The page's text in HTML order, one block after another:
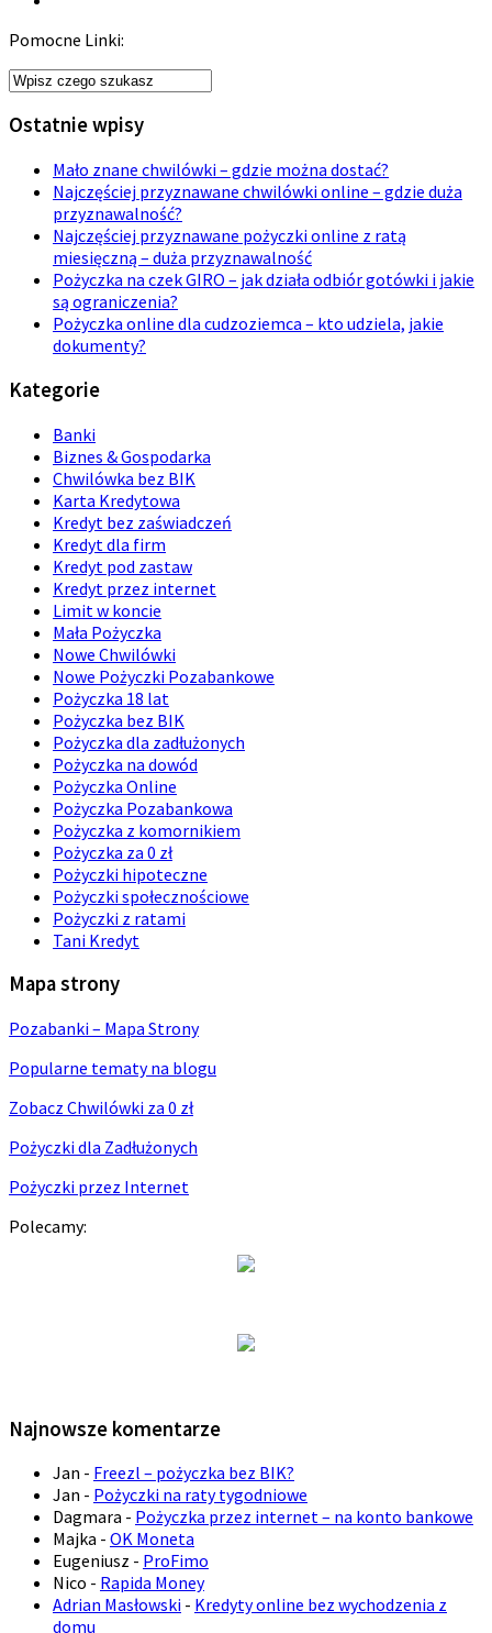
Pomocne Linki:
Ostatnie wpisy
Mało znane chwilówki – gdzie można dostać?
Najczęściej przyznawane chwilówki online – gdzie duża
przyznawalność?
Najczęściej przyznawane pożyczki online z ratą
miesięczną – duża przyznawalność
Pożyczka na czek GIRO – jak działa odbiór gotówki i jakie
są ograniczenia?
Pożyczka online dla cudzoziemca – kto udziela, jakie
dokumenty?
Kategorie
Banki
Biznes & Gospodarka
Chwilówka bez BIK
Karta Kredytowa
Kredyt bez zaświadczeń
Kredyt dla firm
Kredyt pod zastaw
Kredyt przez internet
Limit w koncie
Mała Pożyczka
Nowe Chwilówki
Nowe Pożyczki Pozabankowe
Pożyczka 18 lat
Pożyczka bez BIK
Pożyczka dla zadłużonych
Pożyczka na dowód
Pożyczka Online
Pożyczka Pozabankowa
Pożyczka z komornikiem
Pożyczka za 0 zł
Pożyczki hipoteczne
Pożyczki społecznościowe
Pożyczki z ratami
Tani Kredyt
Mapa strony
Pozabanki – Mapa Strony
Popularne tematy na blogu
Zobacz Chwilówki za 0 zł
Pożyczki dla Zadłużonych
Pożyczki przez Internet
Polecamy:
Najnowsze komentarze
Jan - Freezl – pożyczka bez BIK?
Jan - Pożyczki na raty tygodniowe
Dagmara - Pożyczka przez internet – na konto bankowe
Majka - OK Moneta
Eugeniusz - ProFimo
Nico - Rapida Money
Adrian Masłowski - Kredyty online bez wychodzenia z
domu